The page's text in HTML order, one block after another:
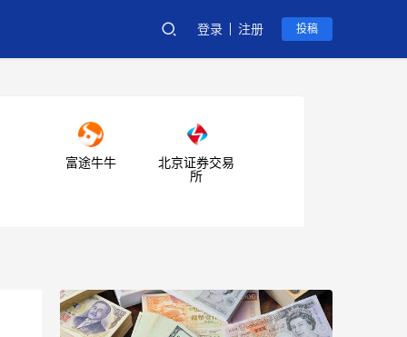
登录 注册 投稿
富途牛牛
北京证券交易
所